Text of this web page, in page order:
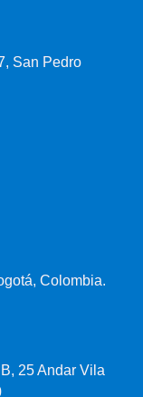
San Pedro
Colombia.
25 Andar Vila